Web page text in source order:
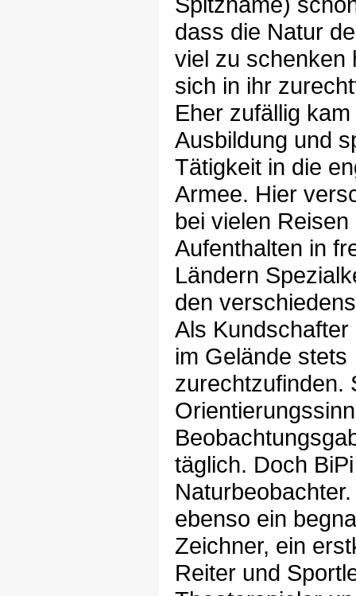
dass die Natur
viel zu schenken
sich in ihr
Eher zufällig
Ausbildung und
Tätigkeit in die
Armee. Hier
bei vielen Reisen
Aufenthalten in
Ländern
den
Als
im Gelände stets
zurechtzufinden.
täglich. Doch
ebenso ein
Zeichner, ein
Reiter und